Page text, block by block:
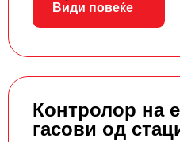
Види повеќе
Контролор на
гасови од